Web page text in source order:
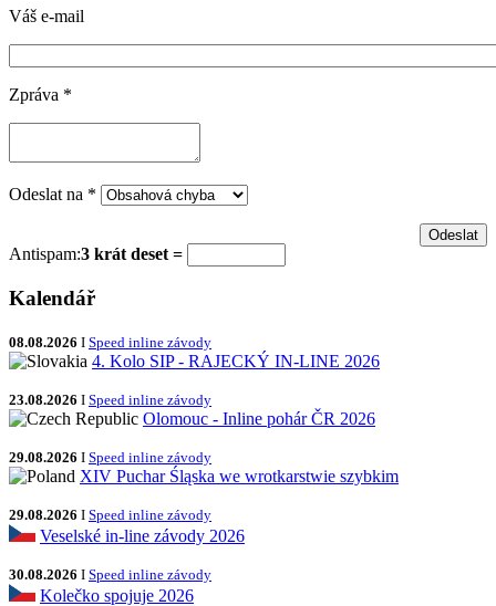
Váš e-mail
Zpráva *
Odeslat na *
Antispam:3 krát deset =
Kalendář
08.08.2026 I Speed inline závody
4. Kolo SIP - RAJECKÝ IN-LINE 2026
23.08.2026 I Speed inline závody
Olomouc - Inline pohár ČR 2026
29.08.2026 I Speed inline závody
XIV Puchar Śląska we wrotkarstwie szybkim
29.08.2026 I Speed inline závody
Veselské in-line závody 2026
30.08.2026 I Speed inline závody
Kolečko spojuje 2026